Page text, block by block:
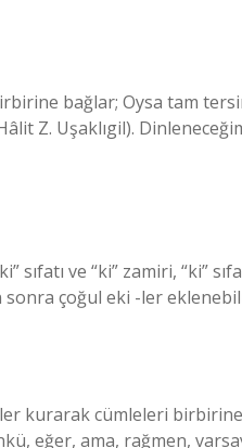
bağlar; Oysa tam
Z. Uşaklıgil).
sıfatı ve “ki” zamiri, “ki”
sonra çoğul eki -ler
kurarak cümleleri
eğer, ama, rağmen,